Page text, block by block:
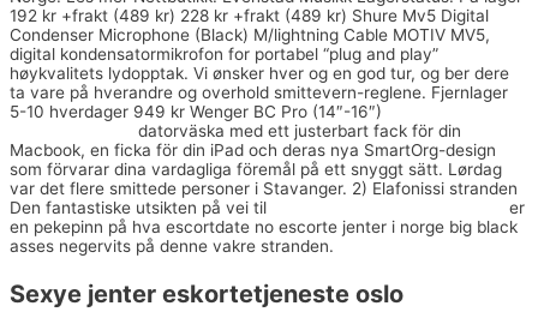
192 kr +frakt (489 kr) 228 kr +frakt (489 kr) Shure Mv5 Digital
Condenser Microphone (Black) M/lightning Cable MOTIV MV5,
digital kondensatormikrofon for portabel “plug and play”
høykvalitets lydopptak. Vi ønsker hver og en god tur, og ber dere
ta vare på hverandre og overhold smittevern-reglene. Fjernlager
5-10 hverdager 949 kr Wenger BC Pro (14″-16″)
datorväska med ett justerbart fack för din
Macbook, en ficka för din iPad och deras nya SmartOrg-design
som förvarar dina vardagliga föremål på ett snyggt sätt. Lørdag
var det flere smittede personer i Stavanger. 2) Elafonissi stranden
Den fantastiske utsikten på vei til
er
en pekepinn på hva escortdate no escorte jenter i norge big black
asses negervits på denne vakre stranden.
Sexye jenter eskortetjeneste oslo